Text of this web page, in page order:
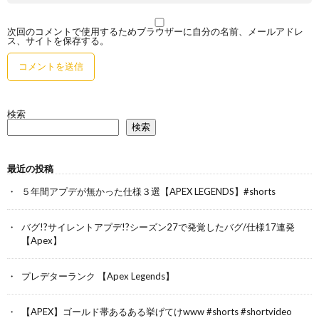
次回のコメントで使用するためブラウザーに自分の名前、メールアドレ
ス、サイトを保存する。
検索
検索
最近の投稿
５年間アプデが無かった仕様３選【APEX LEGENDS】#shorts
バグ!?サイレントアプデ!?シーズン27で発覚したバグ/仕様17連発
【Apex】
プレデターランク 【Apex Legends】
【APEX】ゴールド帯あるある挙げてけwww #shorts #shortvideo